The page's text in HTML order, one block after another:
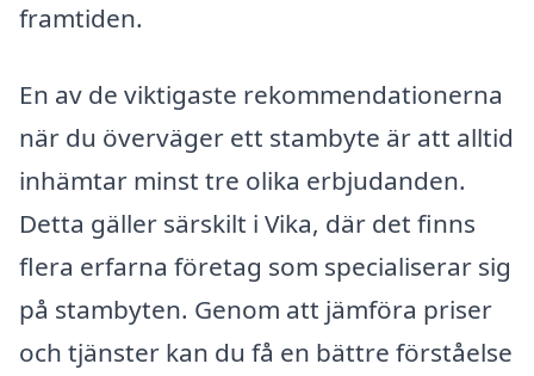
framtiden.
En av de viktigaste rekommendationerna
när du överväger ett stambyte är att alltid
inhämtar minst tre olika erbjudanden.
Detta gäller särskilt i Vika, där det finns
flera erfarna företag som specialiserar sig
på stambyten. Genom att jämföra priser
och tjänster kan du få en bättre förståelse